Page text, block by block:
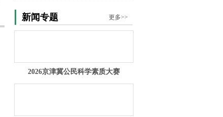
新闻专题 更多>>
2026京津冀公民科学素质大赛